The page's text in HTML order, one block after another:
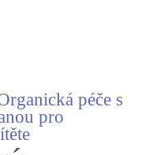
péče s
pro